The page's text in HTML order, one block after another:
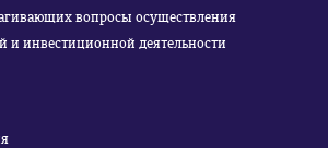
вопросы осуществления
и инвестиционной деятельности